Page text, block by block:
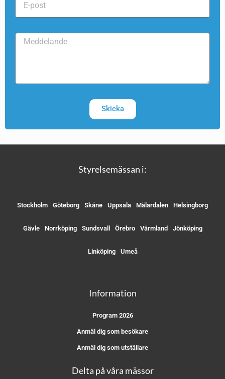
Skicka
Styrelsemässan i:
Stockholm Göteborg Skåne Uppsala Mälardalen Helsingborg
Gävle Norrköping Sundsvall Örebro Värmland Jönköping
Linköping Umeå
Information
Program 2026
Anmäl dig som besökare
Anmäl dig som utställare
Delta på våra mässor